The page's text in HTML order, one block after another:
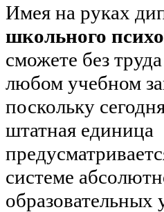
Имея на руках
школьного
сможете без
любом учебном
поскольку
штатная единица
системе